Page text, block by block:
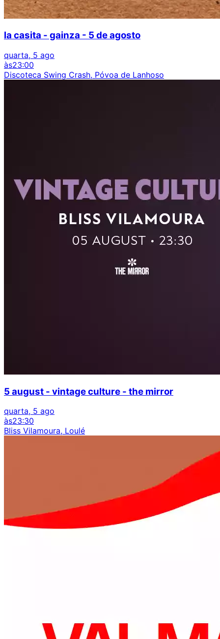
la casita - gainza - 5 de agosto
quarta, 5 ago
às23:00
Discoteca Swing Crash, Póvoa de Lanhoso
5 august - vintage culture - the mirror
quarta, 5 ago
às23:30
Bliss Vilamoura, Loulé